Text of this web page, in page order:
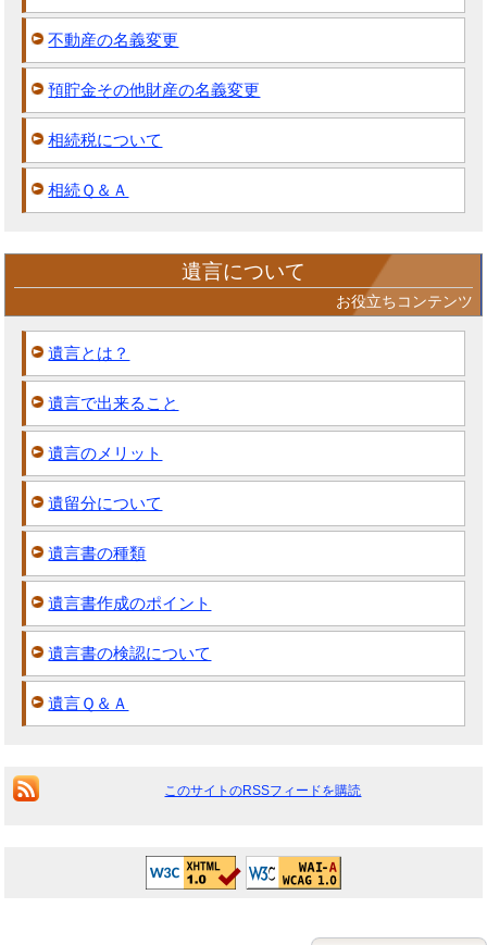
不動産の名義変更
預貯金その他財産の名義変更
相続税について
相続Ｑ＆Ａ
遺言について
お役立ちコンテンツ
遺言とは？
遺言で出来ること
遺言のメリット
遺留分について
遺言書の種類
遺言書作成のポイント
遺言書の検認について
遺言Ｑ＆Ａ
このサイトのRSSフィードを購読